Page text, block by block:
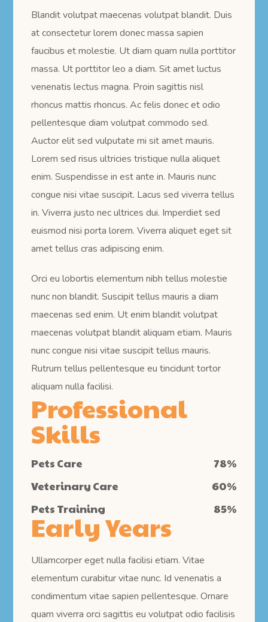
Blandit volutpat maecenas volutpat blandit. Duis
at consectetur lorem donec massa sapien
faucibus et molestie. Ut diam quam nulla porttitor
massa. Ut porttitor leo a diam. Sit amet luctus
venenatis lectus magna. Proin sagittis nisl
rhoncus mattis rhoncus. Ac felis donec et odio
pellentesque diam volutpat commodo sed.
Auctor elit sed vulputate mi sit amet mauris.
Lorem sed risus ultricies tristique nulla aliquet
enim. Suspendisse in est ante in. Mauris nunc
congue nisi vitae suscipit. Lacus sed viverra tellus
in. Viverra justo nec ultrices dui. Imperdiet sed
euismod nisi porta lorem. Viverra aliquet eget sit
amet tellus cras adipiscing enim.
Orci eu lobortis elementum nibh tellus molestie
nunc non blandit. Suscipit tellus mauris a diam
maecenas sed enim. Ut enim blandit volutpat
maecenas volutpat blandit aliquam etiam. Mauris
nunc congue nisi vitae suscipit tellus mauris.
Rutrum tellus pellentesque eu tincidunt tortor
aliquam nulla facilisi.
Professional
Skills
Pets Care 78%
Veterinary Care
60%
Pets Training
85%
Early Years
Ullamcorper eget nulla facilisi etiam. Vitae
elementum curabitur vitae nunc. Id venenatis a
condimentum vitae sapien pellentesque. Ornare
quam viverra orci sagittis eu volutpat odio facilisis